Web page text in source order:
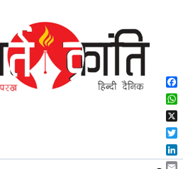
X